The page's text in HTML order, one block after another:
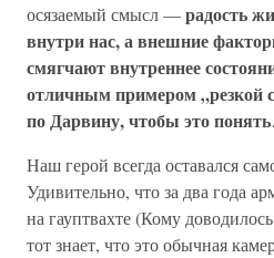
осязаемый смысл —радость
внутри нас, а внешние
смягчают внутреннее
отличным примером „резкой
по Дарвину, чтобы это понять
Наш герой всегда оставался
Удивительно, что за два года
на гауптвахте (Кому
тот знает, что это обычная